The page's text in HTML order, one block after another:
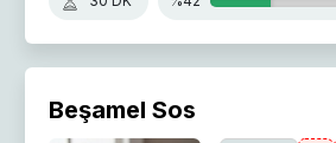
Beşamel Sos